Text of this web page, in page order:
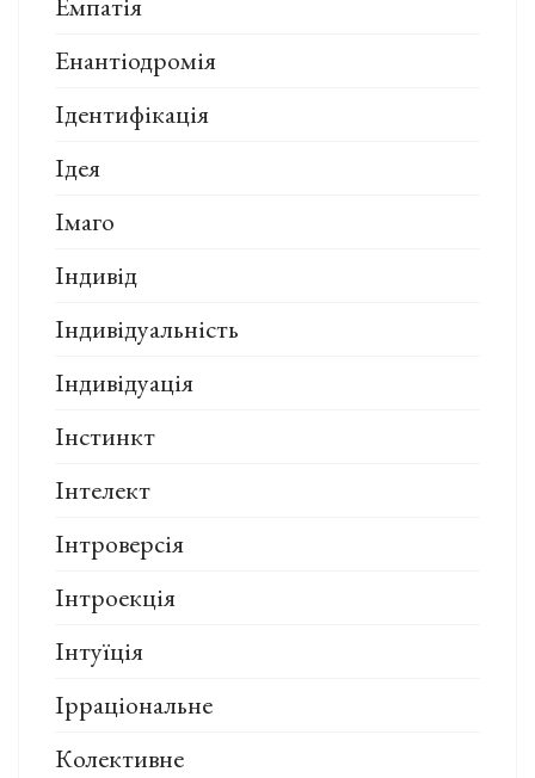
Енантіодромія
Ідентифікація
Ідея
Імаго
Індивід
Індивідуальність
Індивідуація
Інстинкт
Інтелект
Інтроверсія
Інтроекція
Інтуїція
Ірраціональне
Колективне